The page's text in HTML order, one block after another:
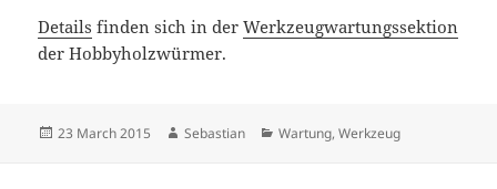
Details finden sich in derWerkzeugwartungssektion
der Hobbyholzwürmer.
Posted
23 March 2015 Author
Sebastian Categories
Wartung,Werkzeug